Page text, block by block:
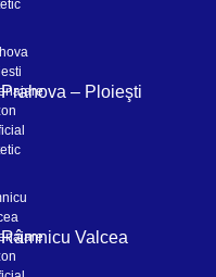
Prahova – Ploieşti
Râmnicu Valcea